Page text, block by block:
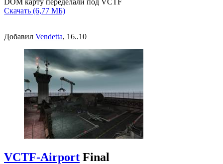
Скачать (6,77 МБ)
Добавил Vendetta, 16..10
VCTF-Airport Final